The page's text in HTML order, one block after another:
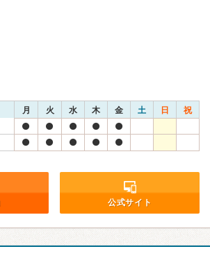
月 火 水 木 金 土 日 祝
公式サイト